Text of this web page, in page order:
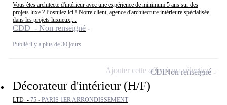
Vous êtes architecte d'intérieur avec une expérience de minimum 5 ans sur des
projets luxe ? Postulez ici ! Notre client, agence d'architecture intérieure spécialisée
dans les projets luxueux,...
CDD - Non renseigné
Publié il y a plus de 30 jours
Décorateur d'intérieur (H/F)
LTD - 75 - PARIS 1ER ARRONDISSEMENT
CDINon renseigné
Ajouter cette offre à ma sélection